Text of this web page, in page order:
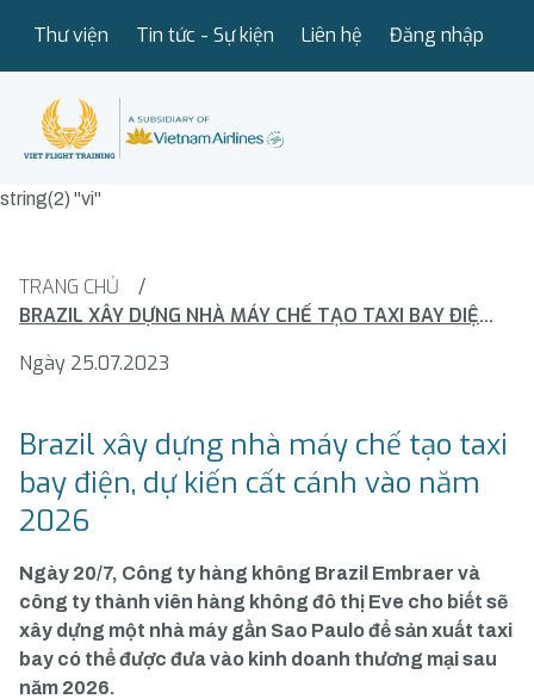
Thư viện Tin tức - Sự kiện Liên hệ Đăng nhập
string(2) "vi"
TRANG CHỦ
/
BRAZIL XÂY DỰNG NHÀ MÁY CHẾ TẠO TAXI BAY ĐIỆN, DỰ KIẾN CẤT CÁNH VÀO NĂM 2026
Ngày 25.07.2023
Brazil xây dựng nhà máy chế tạo taxi
bay điện, dự kiến cất cánh vào năm
2026
Ngày 20/7, Công ty hàng không Brazil Embraer và
công ty thành viên hàng không đô thị Eve cho biết sẽ
xây dựng một nhà máy gần Sao Paulo để sản xuất taxi
bay có thể được đưa vào kinh doanh thương mại sau
năm 2026.